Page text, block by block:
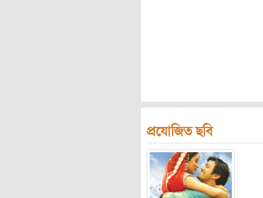
প্রযোজিত ছবি